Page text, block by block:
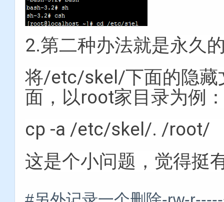
2.第二种办法就是永久
将/etc/skel/下面的隐藏
面，以root家目录为例
cp -a /etc/skel/. /root/
这是个小问题，觉得挺